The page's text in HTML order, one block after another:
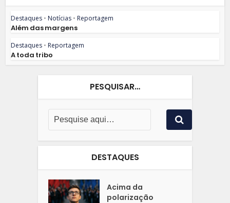
Destaques • Notícias • Reportagem
Além das margens
Destaques • Reportagem
A toda tribo
PESQUISAR…
DESTAQUES
Acima da
polarização